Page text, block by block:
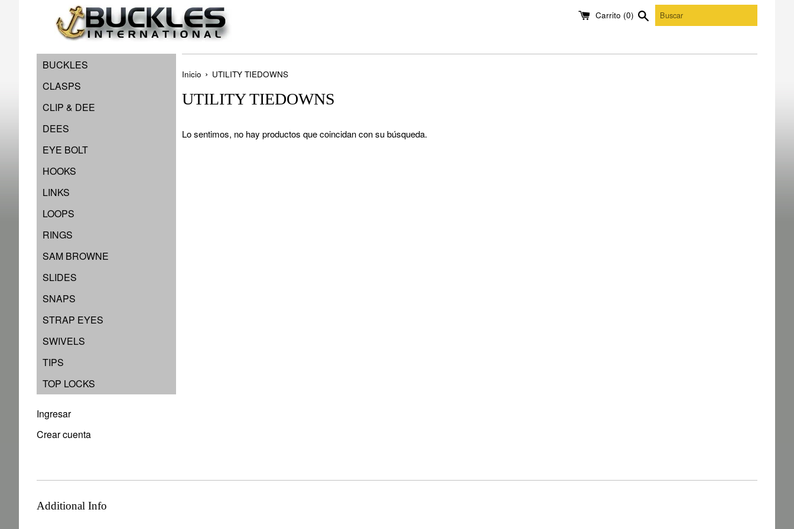
Carrito (0)
Buscar
BUCKLES
CLASPS
CLIP & DEE
DEES
EYE BOLT
HOOKS
LINKS
LOOPS
RINGS
SAM BROWNE
SLIDES
SNAPS
STRAP EYES
SWIVELS
TIPS
TOP LOCKS
Ingresar
Crear cuenta
Inicio › UTILITY TIEDOWNS
UTILITY TIEDOWNS
Lo sentimos, no hay productos que coincidan con su búsqueda.
Additional Info